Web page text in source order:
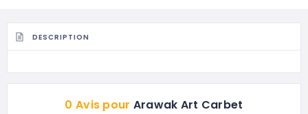
DESCRIPTION
0 Avis pour Arawak Art Carbet